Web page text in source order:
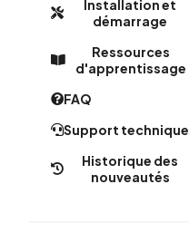
Installation et
démarrage
Ressources
d'apprentissage
FAQ
Support technique
Historique des
nouveautés​